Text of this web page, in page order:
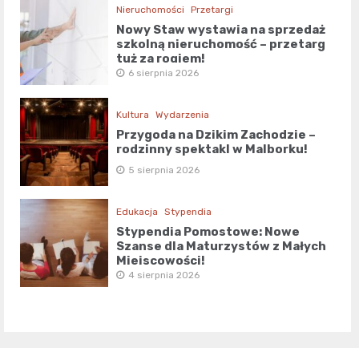
Nieruchomości Przetargi
Nowy Staw wystawia na sprzedaż
szkolną nieruchomość – przetarg
tuż za rogiem!
6 sierpnia 2026
Kultura Wydarzenia
Przygoda na Dzikim Zachodzie –
rodzinny spektakl w Malborku!
5 sierpnia 2026
Edukacja Stypendia
Stypendia Pomostowe: Nowe
Szanse dla Maturzystów z Małych
Miejscowości!
4 sierpnia 2026